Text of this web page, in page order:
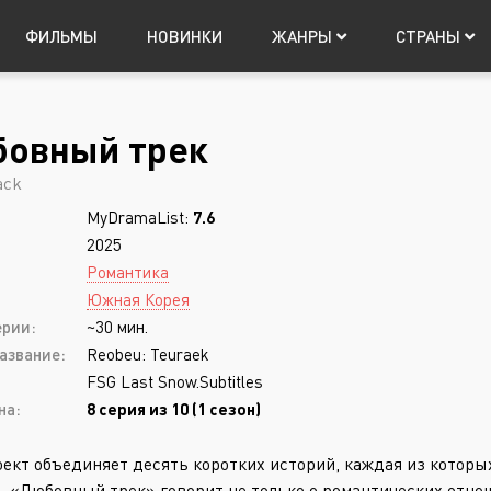
ФИЛЬМЫ НОВИНКИ ЖАНРЫ
Мистика
Приключения
Триллер
Ужасы
СТРАНЫ
Япония Китай
трек
MyDramaList: 7.6
2025
Романтика
Южная Корея
~30 мин.
Reobeu: Teuraek
FSG Last Snow.Subtitles
8 серия из 10 (1 сезон)
объединяет десять коротких историй, каждая из